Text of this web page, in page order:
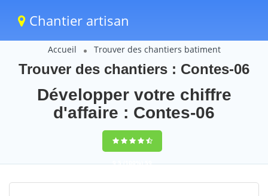
Chantier artisan
Accueil Trouver des chantiers batiment
Trouver des chantiers : Contes-06
Développer votre chiffre
d'affaire : Contes-06
9,5(100%)59
votes